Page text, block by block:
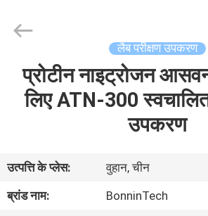
वीडियो
Rights
लैब परीक्षण उपकरण
प्रोटीन नाइट्रोजन
लिए ATN-300
उपकरण
उत्पत्ति के प्लेस:
वुहान, चीन
ब्रांड नाम:
BonninTech